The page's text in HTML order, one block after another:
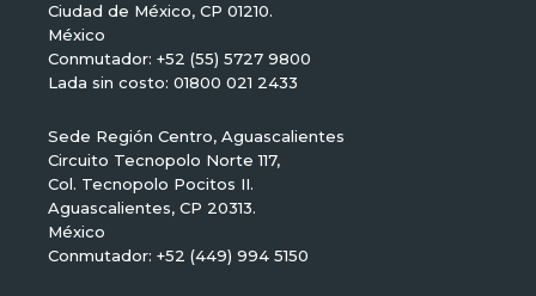
Ciudad de México, CP 01210.
México
Conmutador: +52 (55) 5727 9800
Lada sin costo: 01800 021 2433
Sede Región Centro, Aguascalientes
Circuito Tecnopolo Norte 117,
Col. Tecnopolo Pocitos II.
Aguascalientes, CP 20313.
México
Conmutador: +52 (449) 994 5150